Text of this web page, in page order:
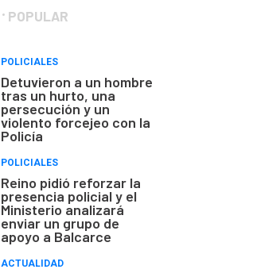
POPULAR
POLICIALES
Detuvieron a un hombre
tras un hurto, una
persecución y un
violento forcejeo con la
Policía
POLICIALES
Reino pidió reforzar la
presencia policial y el
Ministerio analizará
enviar un grupo de
apoyo a Balcarce
ACTUALIDAD